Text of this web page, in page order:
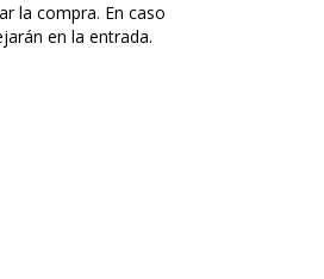
la compra. En caso
en la entrada.